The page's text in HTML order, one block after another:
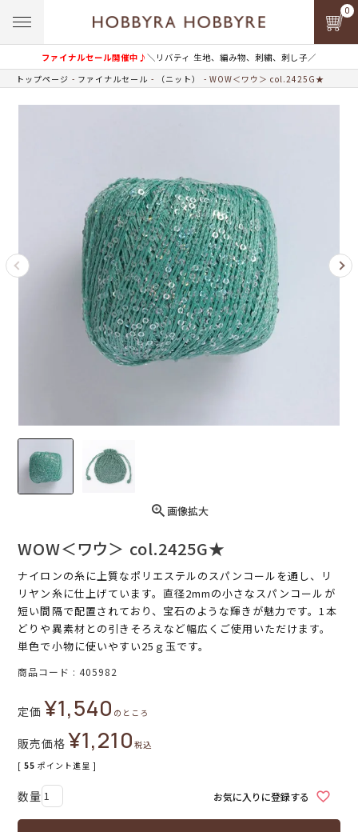
ファイナルセール開催中♪＼リバティ 生地、編み物、刺繍、刺し子／
0
トップページ ファイナルセール （ニット） WOW＜ワウ＞ col.2425G★
画像拡大
WOW＜ワウ＞ col.2425G★
ナイロンの糸に上質なポリエステルのスパンコールを通し、リ
リヤン糸に仕上げています。直径2mmの小さなスパンコールが
短い間隔で配置されており、宝石のような輝きが魅力です。1本
どりや異素材との引きそろえなど幅広くご使用いただけます。
単色で小物に使いやすい25ｇ玉です。
商品コード 405982
定価 ¥1,540 のところ
販売価格 ¥1,210税込
[ 55 ポイント進呈 ]
お気に入りに登録する